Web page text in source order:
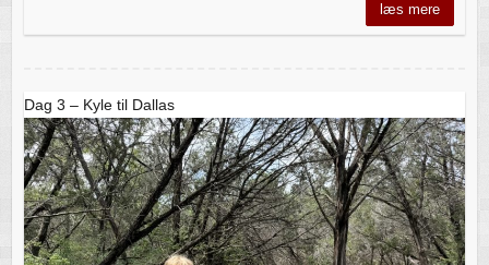
læs mere
Dag 3 – Kyle til Dallas